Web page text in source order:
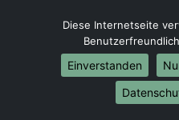
Umzüge-
Umzug von Regensburg
Umzug von Regensburg
Umzug von Regensburg
Umzug von Regensburg
Diese Internetseite
Einverstanden